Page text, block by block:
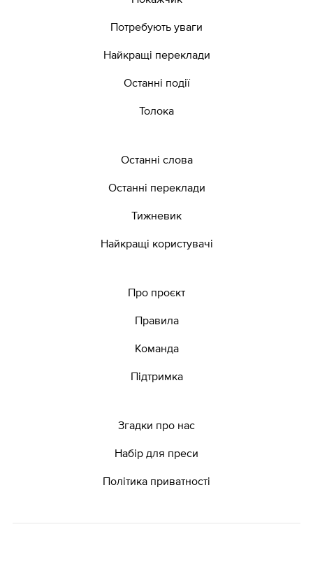
Потребують уваги
Найкращі переклади
Останні події
Толока
Останні слова
Останні переклади
Тижневик
Найкращі користувачі
Про проєкт
Правила
Команда
Підтримка
Згадки про нас
Набір для преси
Політика приватності